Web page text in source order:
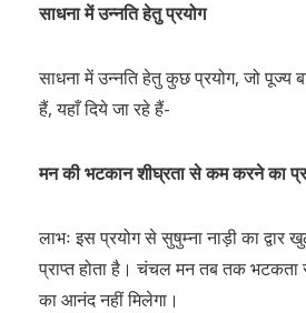
साधना में उन्नति हेतु प्रयोग
साधना में उन्नति हेतु कुछ प्रयोग, जो
हैं, यहाँ दिये जा रहे हैं-
मन की भटकान शीघ्रता से कम करने का
लाभः इस प्रयोग से सुषुम्ना नाड़ी का
प्राप्त होता है। चंचल मन तब तक
का आनंद नहीं मिलेगा।